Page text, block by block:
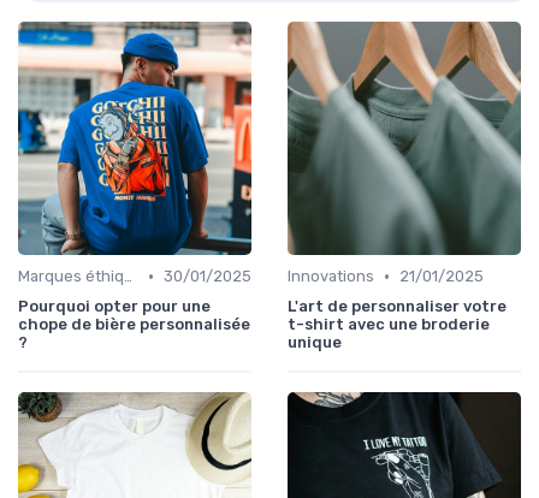
Marques éthiques • 30/01/2025
Pourquoi opter pour une
chope de bière personnalisée
?
Innovations •
21/01/2025
L'art de personnaliser votre
t-shirt avec une broderie
unique